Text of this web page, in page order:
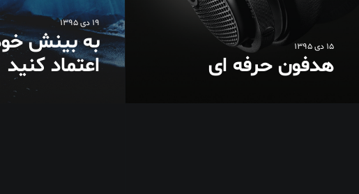
15 دی 1395
هدفون حرفه ای
19 دی 1395
به بینش
اعتماد کنید